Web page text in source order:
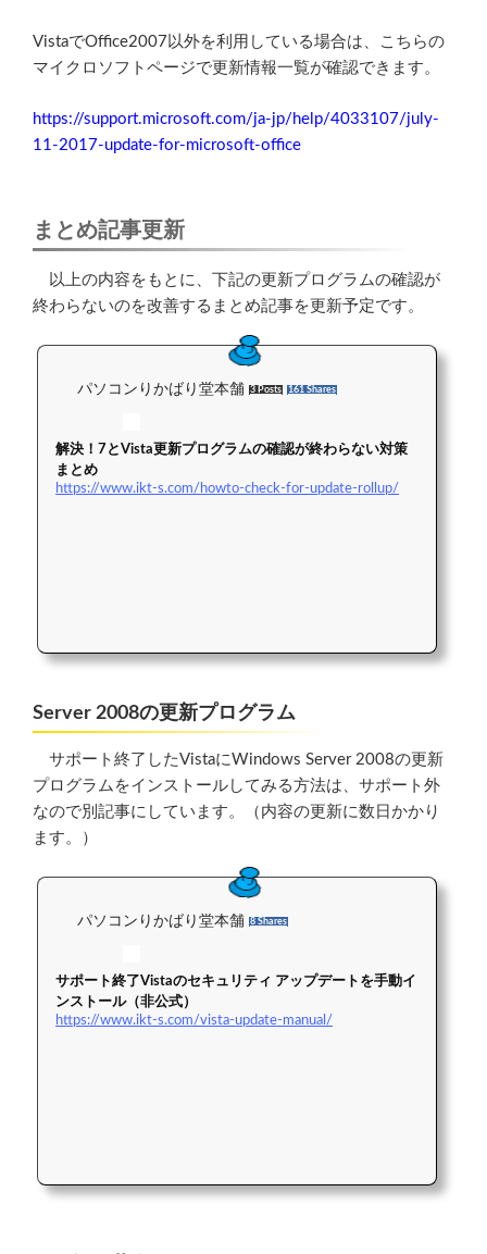
VistaでOffice2007以外を利用している場合は、こちらの
マイクロソフトページで更新情報一覧が確認できます。
https://support.microsoft.com/ja-jp/help/4033107/july-
11-2017-update-for-microsoft-office
まとめ記事更新
以上の内容をもとに、下記の更新プログラムの確認が
終わらないのを改善するまとめ記事を更新予定です。
パソコンりかばり堂本舗 3 Posts 161 Shares
解決！7とVista更新プログラムの確認が終わらない対策
まとめ
https://www.ikt-s.com/howto-check-for-update-rollup/
Server 2008の更新プログラム
サポート終了したVistaにWindows Server 2008の更新
プログラムをインストールしてみる方法は、サポート外
なので別記事にしています。（内容の更新に数日かかり
ます。）
パソコンりかばり堂本舗 8 Shares
サポート終了Vistaのセキュリティ アップデートを手動イ
ンストール（非公式）
https://www.ikt-s.com/vista-update-manual/